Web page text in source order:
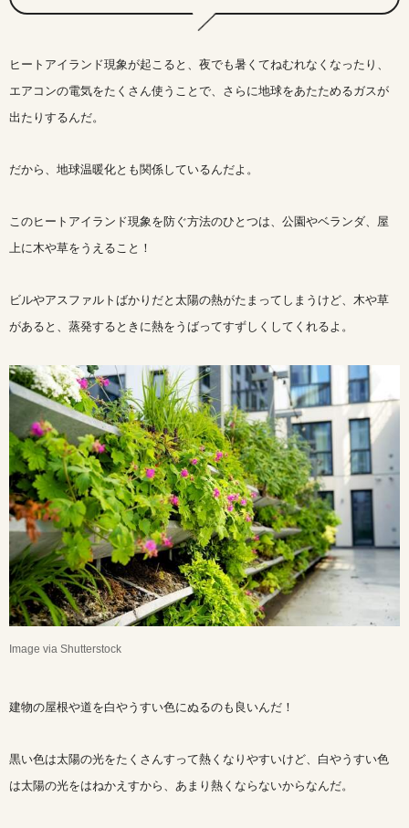
ヒートアイランド現象が起こると、夜でも暑くてねむれなくなったり、
エアコンの電気をたくさん使うことで、さらに地球をあたためるガスが
出たりするんだ。
だから、地球温暖化とも関係しているんだよ。
このヒートアイランド現象を防ぐ方法のひとつは、公園やベランダ、屋
上に木や草をうえること！
ビルやアスファルトばかりだと太陽の熱がたまってしまうけど、木や草
があると、蒸発するときに熱をうばってすずしくしてくれるよ。
Image via Shutterstock
建物の屋根や道を白やうすい色にぬるのも良いんだ！
黒い色は太陽の光をたくさんすって熱くなりやすいけど、白やうすい色
は太陽の光をはねかえすから、あまり熱くならないからなんだ。